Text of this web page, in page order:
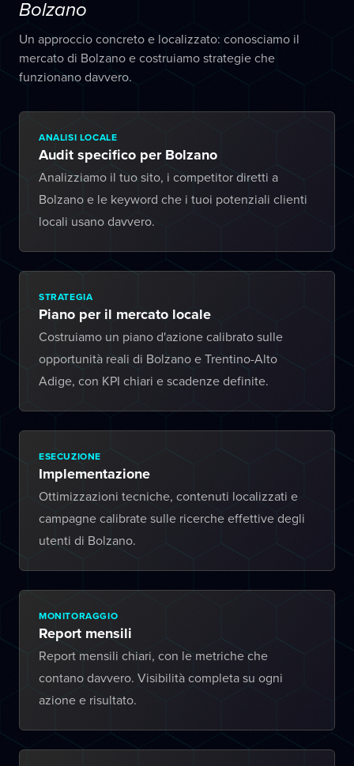
Bolzano
Un approccio concreto e localizzato: conosciamo il
mercato di Bolzano e costruiamo strategie che
funzionano davvero.
ANALISI LOCALE
Audit specifico per Bolzano
Analizziamo il tuo sito, i competitor diretti a
Bolzano e le keyword che i tuoi potenziali clienti
locali usano davvero.
STRATEGIA
Piano per il mercato locale
Costruiamo un piano d'azione calibrato sulle
opportunità reali di Bolzano e Trentino-Alto
Adige, con KPI chiari e scadenze definite.
ESECUZIONE
Implementazione
Ottimizzazioni tecniche, contenuti localizzati e
campagne calibrate sulle ricerche effettive degli
utenti di Bolzano.
MONITORAGGIO
Report mensili
Report mensili chiari, con le metriche che
contano davvero. Visibilità completa su ogni
azione e risultato.